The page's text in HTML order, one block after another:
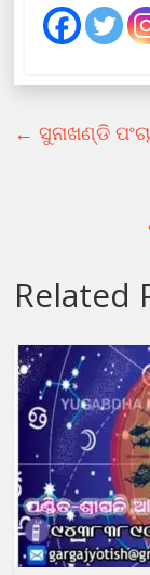
← ସୁନାଖଣ୍ଡି
Related